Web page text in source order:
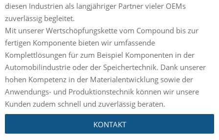
diesen Industrien als langjähriger Partner vieler OEMs
zuverlässig begleitet.
Mit unserer Wertschöpfungskette vom Compound bis zur
fertigen Komponente bieten wir umfassende
Komplettlösungen für zum Beispiel Komponenten in der
Automobilindustrie oder der Speichertechnik. Dank unserer
hohen Kompetenz in der Materialentwicklung sowie der
Anwendungs- und Produktionstechnik können wir unsere
Kunden zudem schnell und zuverlässig beraten.
KONTAKT